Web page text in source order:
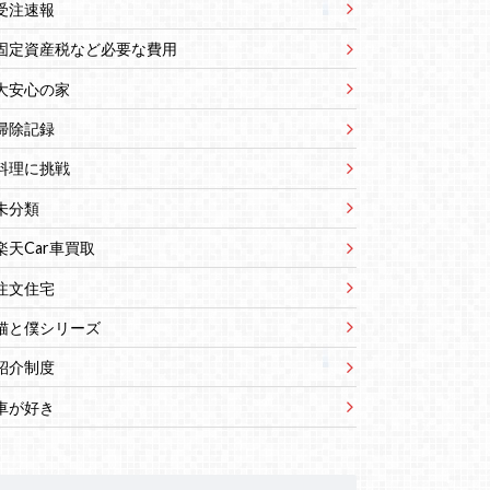
注速報
定資産税など必要な費用
安心の家
除記録
理に挑戦
分類
天Car車買取
文住宅
と僕シリーズ
介制度
が好き